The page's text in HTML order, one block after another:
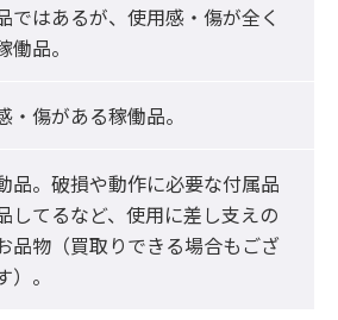
ではあるが、使用感・傷が全く
働品。
・傷がある稼働品。
品。破損や動作に必要な付属品
してるなど、使用に差し支えの
品物（買取りできる場合もござ
）。